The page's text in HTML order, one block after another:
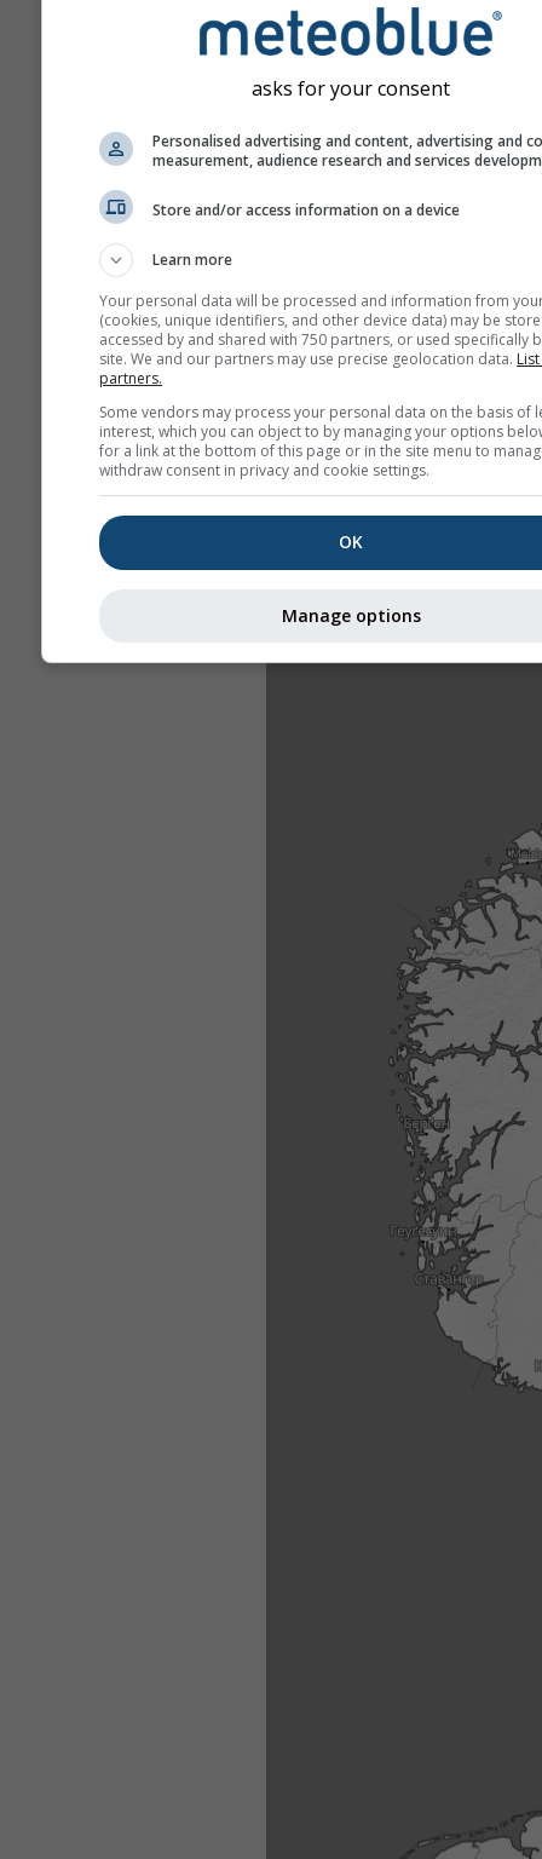
asks for your consent
Personalised advertising and content, advertising and
measurement, audience research and services
Store and/or access information on a device
Learn more
Your personal data will be processed and information from
(cookies, unique identifiers, and other device data) may be
accessed by and shared with 750 partners, or used specifically
site. We and our partners may use precise geolocation data.
partners.
Some vendors may process your personal data on the basis of
interest, which you can object to by managing your options
for a link at the bottom of this page or in the site menu to
withdraw consent in privacy and cookie settings.
OK
Manage options